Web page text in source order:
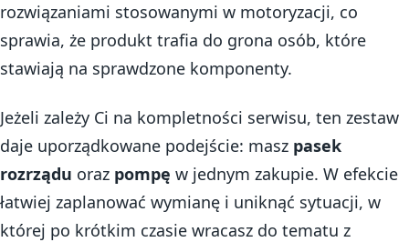
rozwiązaniami stosowanymi w motoryzacji, co
sprawia, że produkt trafia do grona osób, które
stawiają na sprawdzone komponenty.
Jeżeli zależy Ci na kompletności serwisu, ten zestaw
daje uporządkowane podejście: masz pasek
rozrządu oraz pompę w jednym zakupie. W efekcie
łatwiej zaplanować wymianę i uniknąć sytuacji, w
której po krótkim czasie wracasz do tematu z